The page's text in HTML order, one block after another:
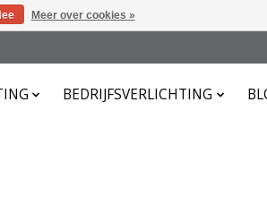
BEDRIJFSVERLICHTING
Meer over cookies »